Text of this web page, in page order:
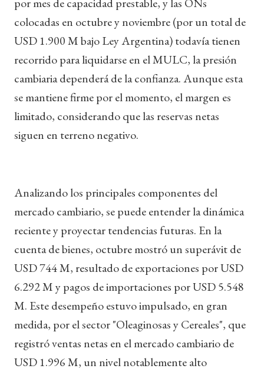
colocadas en octubre y noviembre (por un total de
USD 1.900 M bajo Ley Argentina) todavía tienen
recorrido para liquidarse en el MULC, la presión
cambiaria dependerá de la confianza. Aunque esta
se mantiene firme por el momento, el margen es
limitado, considerando que las reservas netas
siguen en terreno negativo.
Analizando los principales componentes del
mercado cambiario, se puede entender la dinámica
reciente y proyectar tendencias futuras. En la
cuenta de bienes, octubre mostró un superávit de
USD 744 M, resultado de exportaciones por USD
6.292 M y pagos de importaciones por USD 5.548
M. Este desempeño estuvo impulsado, en gran
medida, por el sector "Oleaginosas y Cereales", que
registró ventas netas en el mercado cambiario de
USD 1.996 M, un nivel notablemente alto